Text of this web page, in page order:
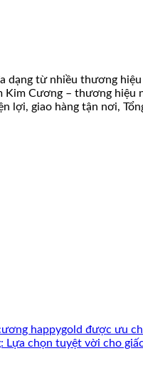
dạng từ nhiều thương
Kim Cương – thương
lợi, giao hàng tận nơi,
happygold được ưu
Lựa chọn tuyệt vời cho